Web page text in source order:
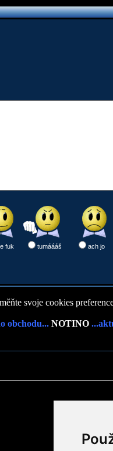
fuk tumáááš ach jo
svoje cookies
obchodu... NOTINO